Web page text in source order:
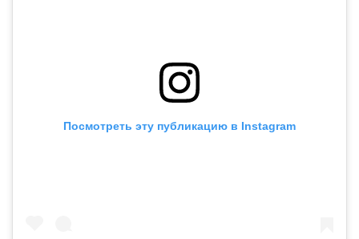
Посмотреть эту публикацию в Instagram